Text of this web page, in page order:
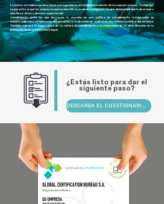
La norma establece las directrices para gestionar el cumplimiento dentro de las organizaciones. Su objetivo
es garantizar que las empresas puedan identificar, evaluar y mitigar los riesgos de incumplimiento de manera
efectiva y abarca diversos aspectos del
cumplimiento, entre los que destacan la creación de una política de cumplimiento, laasignación de
responsabilidades, la formación del personal, la realización de auditorías yla revisión periódica del sistema.
También subraya la importancia de la cultura de cumplimiento y el compromiso de la alta dirección en la
promoción de un entorno ético y legal.
¿Estás listo para dar el
siguiente paso?
DESCARGA EL CUESTIONARIO PARA COTIZAR